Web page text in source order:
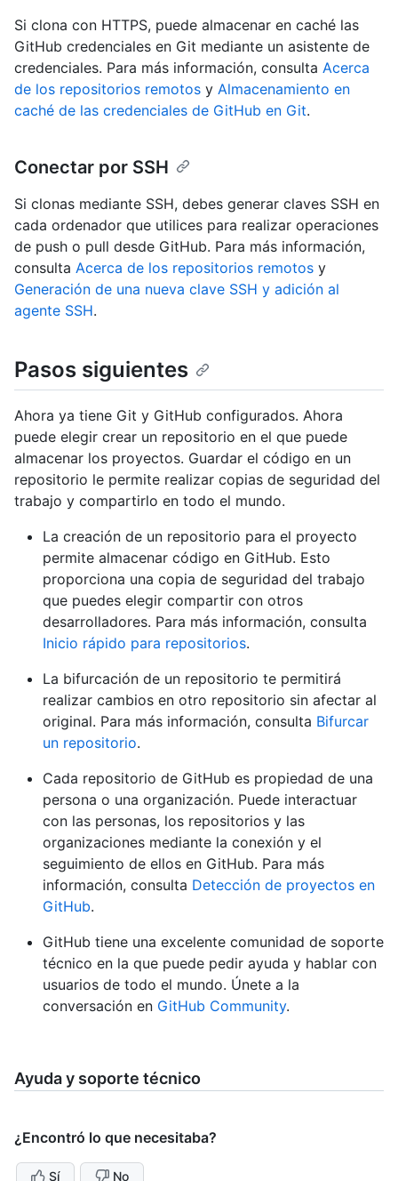
Si clona con HTTPS, puede almacenar en caché las
GitHub credenciales en Git mediante un asistente de
credenciales. Para más información, consulta Acerca
de los repositorios remotos y Almacenamiento en
caché de las credenciales de GitHub en Git.
Conectar por SSH
Si clonas mediante SSH, debes generar claves SSH en
cada ordenador que utilices para realizar operaciones
de push o pull desde GitHub. Para más información,
consulta Acerca de los repositorios remotos y
Generación de una nueva clave SSH y adición al
agente SSH.
Pasos siguientes
Ahora ya tiene Git y GitHub configurados. Ahora
puede elegir crear un repositorio en el que puede
almacenar los proyectos. Guardar el código en un
repositorio le permite realizar copias de seguridad del
trabajo y compartirlo en todo el mundo.
La creación de un repositorio para el proyecto
permite almacenar código en GitHub. Esto
proporciona una copia de seguridad del trabajo
que puedes elegir compartir con otros
desarrolladores. Para más información, consulta
Inicio rápido para repositorios.
La bifurcación de un repositorio te permitirá
realizar cambios en otro repositorio sin afectar al
original. Para más información, consulta Bifurcar
un repositorio.
Cada repositorio de GitHub es propiedad de una
persona o una organización. Puede interactuar
con las personas, los repositorios y las
organizaciones mediante la conexión y el
seguimiento de ellos en GitHub. Para más
información, consulta Detección de proyectos en
GitHub.
GitHub tiene una excelente comunidad de soporte
técnico en la que puede pedir ayuda y hablar con
usuarios de todo el mundo. Únete a la
conversación en GitHub Community.
Ayuda y soporte técnico
¿Encontró lo que necesitaba?
Sí No